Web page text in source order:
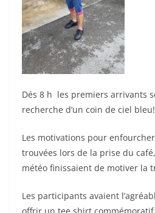
Dés 8 h les premiers arrivants
recherche d’un coin de ciel bleu!
Les motivations pour
trouvées lors de la prise du
météo finissaient de motiver la
Les participants avaient